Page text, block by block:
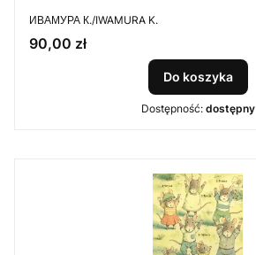
PRODUCENT
ИВАМУРА К./IWAMURA K.
Cena
90,00 zł
Do koszyka
Dostępność: dostępny